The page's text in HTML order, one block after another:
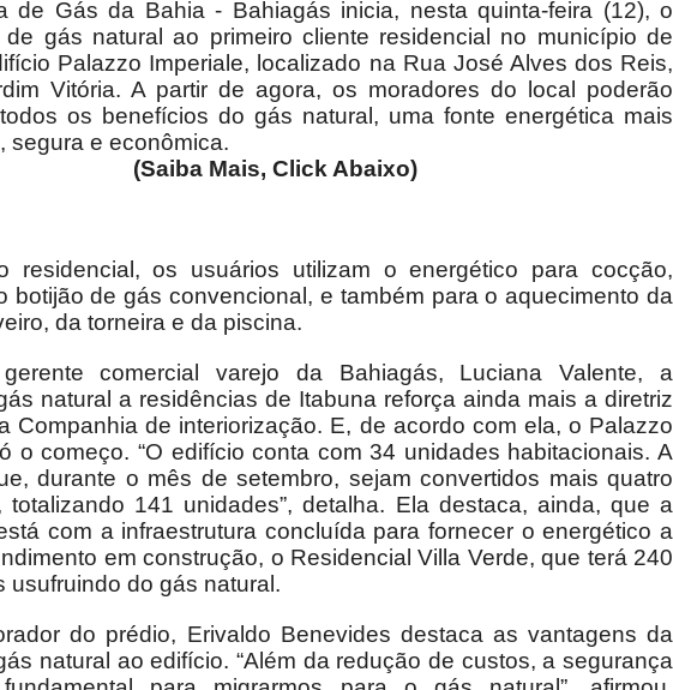
de Gás da Bahia - Bahiagás inicia, nesta quinta-feira (12), o
de gás natural ao primeiro cliente residencial no município de
Palazzo Imperiale, localizado na Rua José Alves dos Reis,
Vitória. A partir de agora, os moradores do local poderão
os benefícios do gás natural, uma fonte energética mais
segura e econômica.
Mais, Click Abaixo)
residencial, os usuários utilizam o energético para cocção,
botijão de gás convencional, e também para o aquecimento da
da torneira e da piscina.
comercial varejo da Bahiagás, Luciana Valente, a
natural a residências de Itabuna reforça ainda mais a diretriz
Companhia de interiorização. E, de acordo com ela, o Palazzo
o começo. “O edifício conta com 34 unidades habitacionais. A
durante o mês de setembro, sejam convertidos mais quatro
totalizando 141 unidades”, detalha. Ela destaca, ainda, que a
com a infraestrutura concluída para fornecer o energético a
em construção, o Residencial Villa Verde, que terá 240
usufruindo do gás natural.
do prédio, Erivaldo Benevides destaca as vantagens da
natural ao edifício. “Além da redução de custos, a segurança